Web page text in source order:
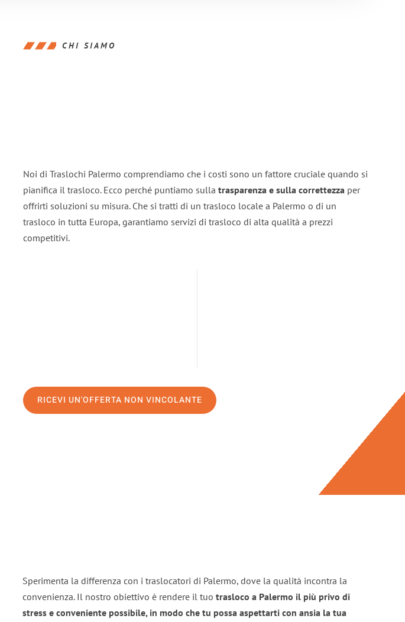
CHI SIAMO
Noi di Traslochi Palermo comprendiamo che i costi sono un fattore cruciale quando si
pianifica il trasloco. Ecco perché puntiamo sulla trasparenza e sulla correttezza per
offrirti soluzioni su misura. Che si tratti di un trasloco locale a Palermo o di un
trasloco in tutta Europa, garantiamo servizi di trasloco di alta qualità a prezzi
competitivi.
RICEVI UN'OFFERTA NON VINCOLANTE
Sperimenta la differenza con i traslocatori di Palermo, dove la qualità incontra la
convenienza. Il nostro obiettivo è rendere il tuo trasloco a Palermo il più privo di
stress e conveniente possibile, in modo che tu possa aspettarti con ansia la tua